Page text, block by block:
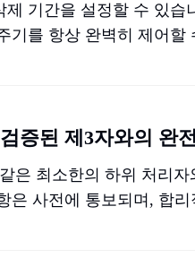
제 기간을 설정할 수 있
기를 항상 완벽히 제어할
증된 제3자와의 완
은 최소한의 하위 처리
은 사전에 통보되며, 합